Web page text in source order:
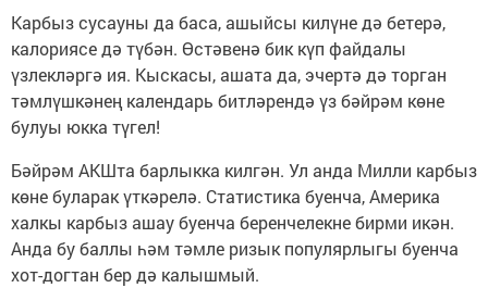
Карбыз сусауны да баса, ашыйсы килүне дә бетерә,
калориясе дә түбән. Өстәвенә бик күп файдалы
үзлекләргә ия. Кыскасы, ашата да, эчертә дә торган
тәмлүшкәнең календарь битләрендә үз бәйрәм көне
булуы юкка түгел!
Бәйрәм АКШта барлыкка килгән. Ул анда Милли карбыз
көне буларак үткәрелә. Статистика буенча, Америка
халкы карбыз ашау буенча беренчелекне бирми икән.
Анда бу баллы һәм тәмле ризык популярлыгы буенча
хот-догтан бер дә калышмый.